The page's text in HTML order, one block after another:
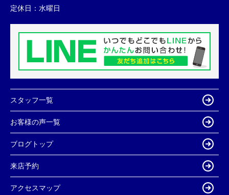
定休日： 水曜日
スタッフ一覧
お客様の声一覧
ブログトップ
来店予約
アクセスマップ